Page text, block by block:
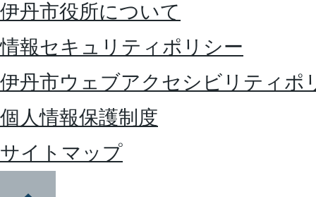
伊丹市役所について
情報セキュリティポリシー
伊丹市ウェブアクセシビリティポ
個人情報保護制度
サイトマップ